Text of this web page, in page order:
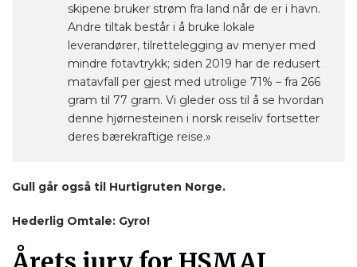
skipene bruker strøm fra land når de er i havn.
Andre tiltak består i å bruke lokale
leverandører, tilrettelegging av menyer med
mindre fotavtrykk; siden 2019 har de redusert
matavfall per gjest med utrolige 71% – fra 266
gram til 77 gram. Vi gleder oss til å se hvordan
denne hjørnesteinen i norsk reiseliv fortsetter
deres bærekraftige reise.»
Gull går også til Hurtigruten Norge.
Hederlig Omtale: Gyro!